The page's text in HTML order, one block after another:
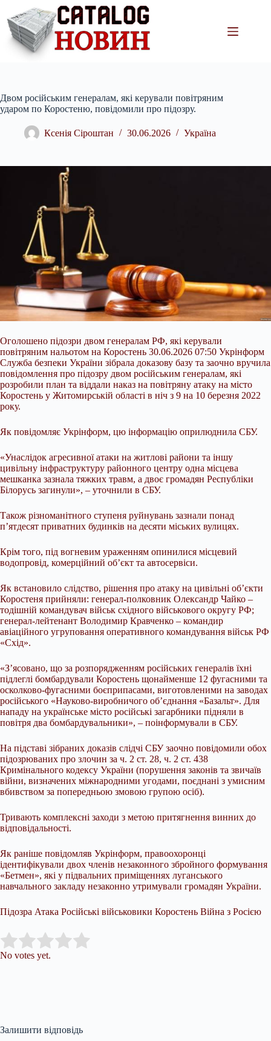
вмісту
Двом російським генералам, які керували повітряним
ударом по Коростеню, повідомили про підозру.
Ксенія Сіроштан 30.06.2026 Україна
Оголошено підозри двом генералам РФ, які керували
повітряним нальотом на Коростень 30.06.2026 07:50 Укрінформ
Служба безпеки України зібрала доказову базу та заочно вручила
повідомлення про підозру двом російським генералам, які
розробили план та віддали наказ на повітряну атаку на місто
Коростень у Житомирській області в ніч з 9 на 10 березня 2022
року.
Як повідомляє Укрінформ, цю інформацію оприлюднила СБУ.
«Унаслідок агресивної атаки на житлові райони та іншу
цивільну інфраструктуру районного центру одна місцева
мешканка зазнала тяжких травм, а двоє громадян Республіки
Білорусь загинули», – уточнили в СБУ.
Також різноманітного ступеня руйнувань зазнали понад
п’ятдесят приватних будинків на десяти міських вулицях.
Крім того, під вогневим ураженням опинилися місцевий
водопровід, комерційний об’єкт та автосервіси.
Як встановило слідство, рішення про атаку на цивільні об’єкти
Коростеня прийняли: генерал-полковник Олександр Чайко –
тодішній командувач військ східного військового округу РФ;
генерал-лейтенант Володимир Кравченко – командир
авіаційного угруповання оперативного командування військ РФ
«Схід».
«З’ясовано, що за розпорядженням російських генералів їхні
підлеглі бомбардували Коростень щонайменше 12 фугасними та
осколково-фугасними боєприпасами, виготовленими на заводах
російського «Науково-виробничого об’єднання «Базальт». Для
нападу на українське місто російські загарбники підняли в
повітря два бомбардувальники», – поінформували в СБУ.
На підставі зібраних доказів слідчі СБУ заочно повідомили обох
підозрюваних про злочин за ч. 2 ст. 28, ч. 2 ст. 438
Кримінального кодексу України (порушення законів та звичаїв
війни, визначених міжнародними угодами, поєднані з умисним
вбивством за попередньою змовою групою осіб).
Тривають комплексні заходи з метою притягнення винних до
відповідальності.
Як раніше повідомляв Укрінформ, правоохоронці
ідентифікували двох членів незаконного збройного формування
«Бетмен», які у підвальних приміщеннях луганського
навчального закладу незаконно утримували громадян України.
Підозра Атака Російські військовики Коростень Війна з Росією
Rate this item:
No votes yet.
Залишити відповідь